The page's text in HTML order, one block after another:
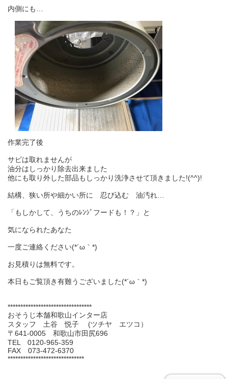
内側にも…
作業完了後
サビは取れませんが
油分はしっかり除去出来ました
他にも取り外した部品もしっかり洗浄させて頂きました!(^^)!
結構、狭い所や細かい所に 忍び込む 油汚れ…
「もしかして、うちのﾚﾝｼﾞフードも！？」と
気になられたあなた
一度ご連絡ください(*´ω｀*)
お見積りは無料です。
本日もご覧頂き有難うございました(*´ω｀*)
*********************************
おそうじ本舗和歌山インター店
スタッフ 土谷 悦子 (ツチヤ エツコ）
〒641-0005 和歌山市田尻696
TEL 0120-965-359
FAX 073-472-6370
******************************